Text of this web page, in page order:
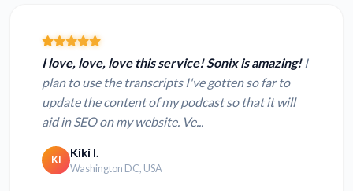
I love, love, love this service! Sonix is amazing!I
plan to use the transcripts I've gotten so far to
update the content of my podcast so that it will
aid in SEO on my website. Ve...
KI Kiki I.
Washington DC, USA